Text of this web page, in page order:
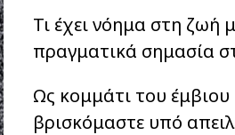
Τι έχει νόημα στη ζωή
πραγματικά σημασία
Ως κομμάτι του
βρισκόμαστε υπό